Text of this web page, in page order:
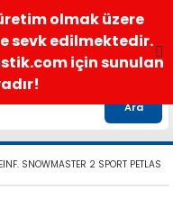
Ara
SNOWMASTER 2 SPORT PETLAS
olmak üzere
sevk edilmektedir.
için sunulan